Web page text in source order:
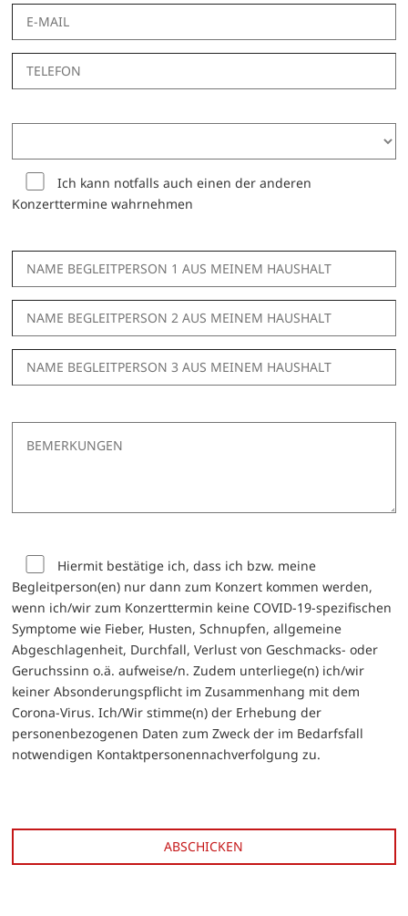
Telefon
Ich kann notfalls auch einen der anderen
Konzerttermine wahrnehmen
Begleitperson 2
Begleitperson 3
Hiermit bestätige ich, dass ich bzw. meine
Begleitperson(en) nur dann zum Konzert kommen werden,
wenn ich/wir zum Konzerttermin keine COVID-19-spezifischen
Symptome wie Fieber, Husten, Schnupfen, allgemeine
Abgeschlagenheit, Durchfall, Verlust von Geschmacks- oder
Geruchssinn o.ä. aufweise/n. Zudem unterliege(n) ich/wir
keiner Absonderungspflicht im Zusammenhang mit dem
Corona-Virus. Ich/Wir stimme(n) der Erhebung der
personenbezogenen Daten zum Zweck der im Bedarfsfall
notwendigen Kontaktpersonennachverfolgung zu.